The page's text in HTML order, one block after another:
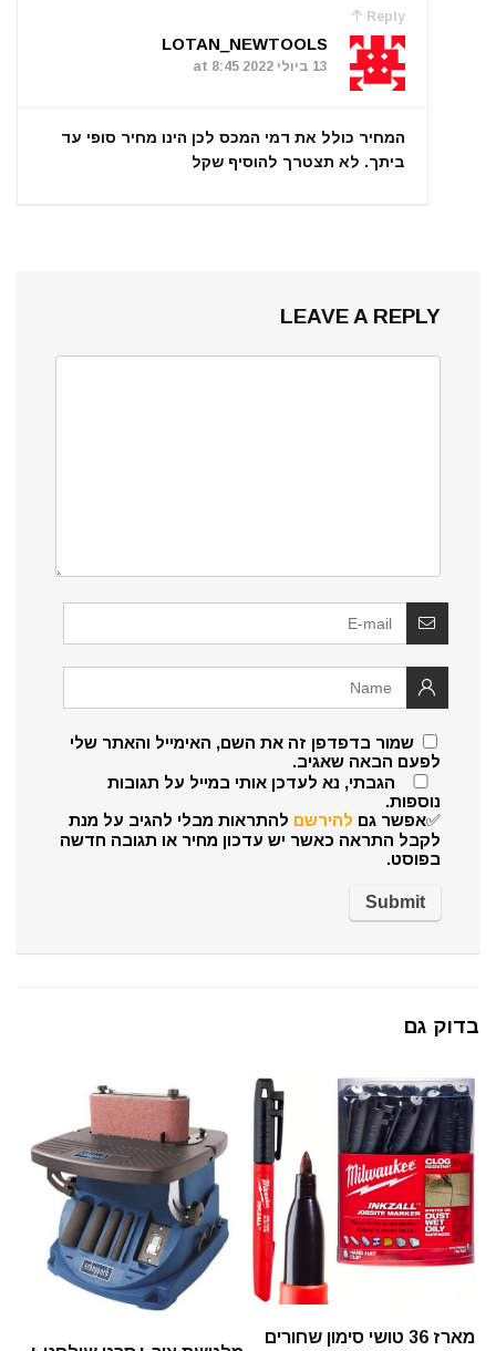
Reply
LOTAN_NEWTOOLS
13 ביולי 2022 at 8:45
המחיר כולל את דמי המכס לכן הינו מחיר סופי עד
ביתך. לא תצטרך להוסיף שקל
LEAVE A REPLY
שמור בדפדפן זה את השם, האימייל והאתר שלי
לפעם הבאה שאגיב.
הגבתי, נא לעדכן אותי במייל על תגובות
נוספות.
✅אפשר גם להירשם להתראות מבלי להגיב על מנת
לקבל התראה כאשר יש עדכון מחיר או תגובה חדשה
בפוסט.
בדוק גם
מארז 36 טושי סימון שחורים